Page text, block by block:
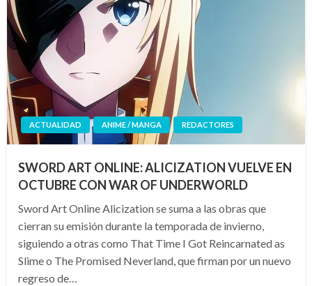
ACTUALIDAD ANIME / MANGA REDACTORES
SWORD ART ONLINE: ALICIZATION VUELVE EN
OCTUBRE CON WAR OF UNDERWORLD
Sword Art Online Alicization se suma a las obras que
cierran su emisión durante la temporada de invierno,
siguiendo a otras como That Time I Got Reincarnated as
Slime o The Promised Neverland, que firman por un nuevo
regreso de…